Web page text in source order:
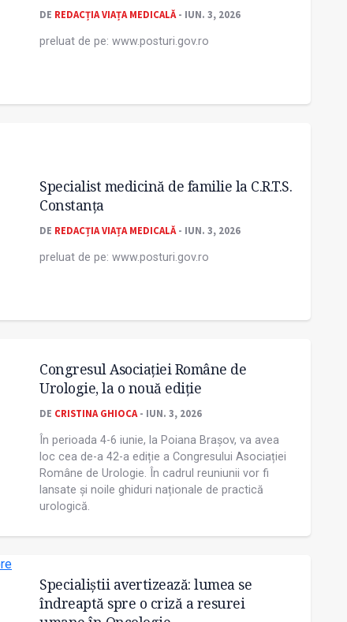
DE REDACȚIA VIAȚA MEDICALĂ- IUN. 3, 2026
preluat de pe: www.posturi.gov.ro
Specialist medicină de familie la C.R.T.S.
Constanța
DE REDACȚIA VIAȚA MEDICALĂ- IUN. 3, 2026
preluat de pe: www.posturi.gov.ro
Congresul Asociației Române de
Urologie, la o nouă ediție
DE CRISTINA GHIOCA- IUN. 3, 2026
În perioada 4-6 iunie, la Poiana Brașov, va avea
loc cea de-a 42-a ediție a Congresului Asociației
Române de Urologie. În cadrul reuniunii vor fi
lansate și noile ghiduri naționale de practică
urologică.
Specialiștii avertizează: lumea se
îndreaptă spre o criză a resurei